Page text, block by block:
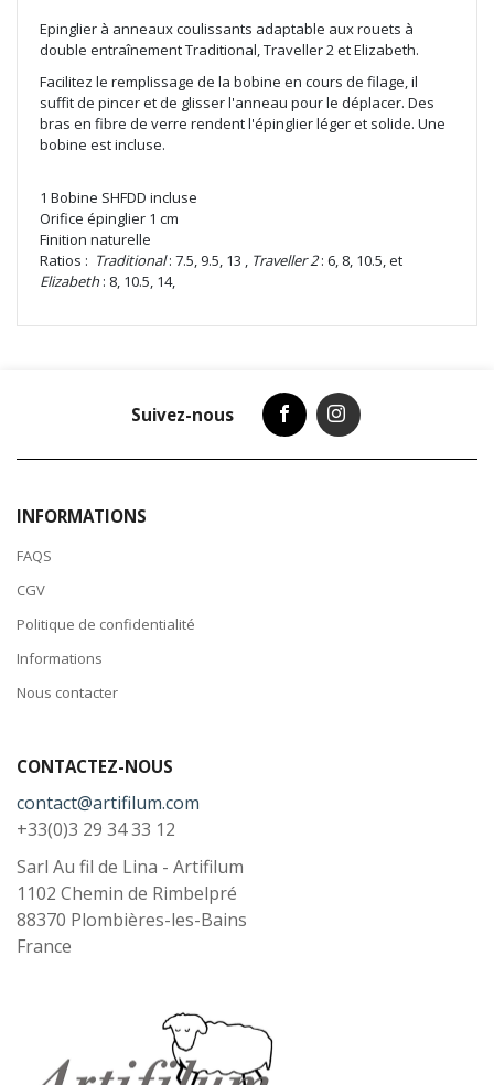
Epinglier à anneaux coulissants adaptable aux rouets à
double entraînement Traditional, Traveller 2 et Elizabeth.
Facilitez le remplissage de la bobine en cours de filage, il
suffit de pincer et de glisser l'anneau pour le déplacer. Des
bras en fibre de verre rendent l'épinglier léger et solide. Une
bobine est incluse.
1 Bobine SHFDD incluse
Orifice épinglier 1 cm
Finition naturelle
Ratios : Traditional: 7.5, 9.5, 13 , Traveller 2: 6, 8, 10.5, et
Elizabeth: 8, 10.5, 14,
Suivez-nous
INFORMATIONS
FAQS
CGV
Politique de confidentialité
Informations
Nous contacter
CONTACTEZ-NOUS
contact@artifilum.com
+33(0)3 29 34 33 12
Sarl Au fil de Lina - Artifilum
1102 Chemin de Rimbelpré
88370 Plombières-les-Bains
France